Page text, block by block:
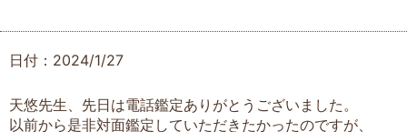
日付：2024/1/27
天悠先生、先日は電話鑑定ありがとうございました。
以前から是非対面鑑定していただきたかったのですが、